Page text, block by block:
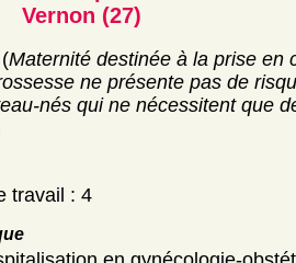
Vernon (27)
Maternité destinée à la prise en
ne présente pas de
nés qui ne nécessitent que
travail : 4